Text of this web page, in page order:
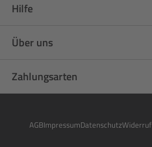
Hilfe
Über uns
Zahlungsarten
AGBImpressumDatenschutzWiderruf